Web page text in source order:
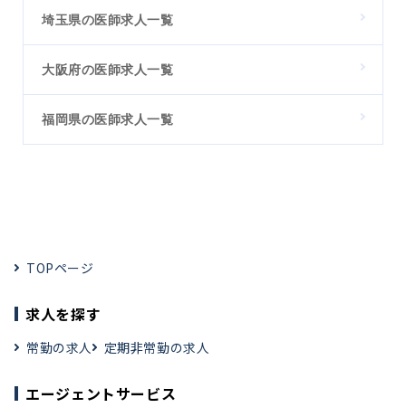
埼玉県の医師求人一覧
大阪府の医師求人一覧
福岡県の医師求人一覧
TOPページ
求人を探す
常勤の求人 定期非常勤の求人
エージェントサービス